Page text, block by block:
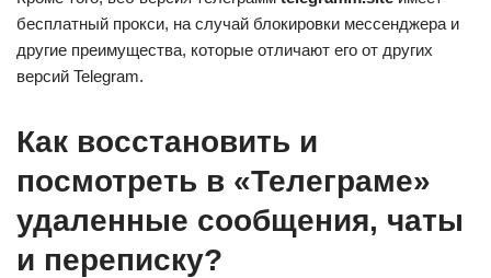
бесплатный прокси, на случай блокировки мессенджера и
другие преимущества, которые отличают его от других
версий Telegram.
Как восстановить и
посмотреть в «Телеграме»
удаленные сообщения, чаты
и переписку?